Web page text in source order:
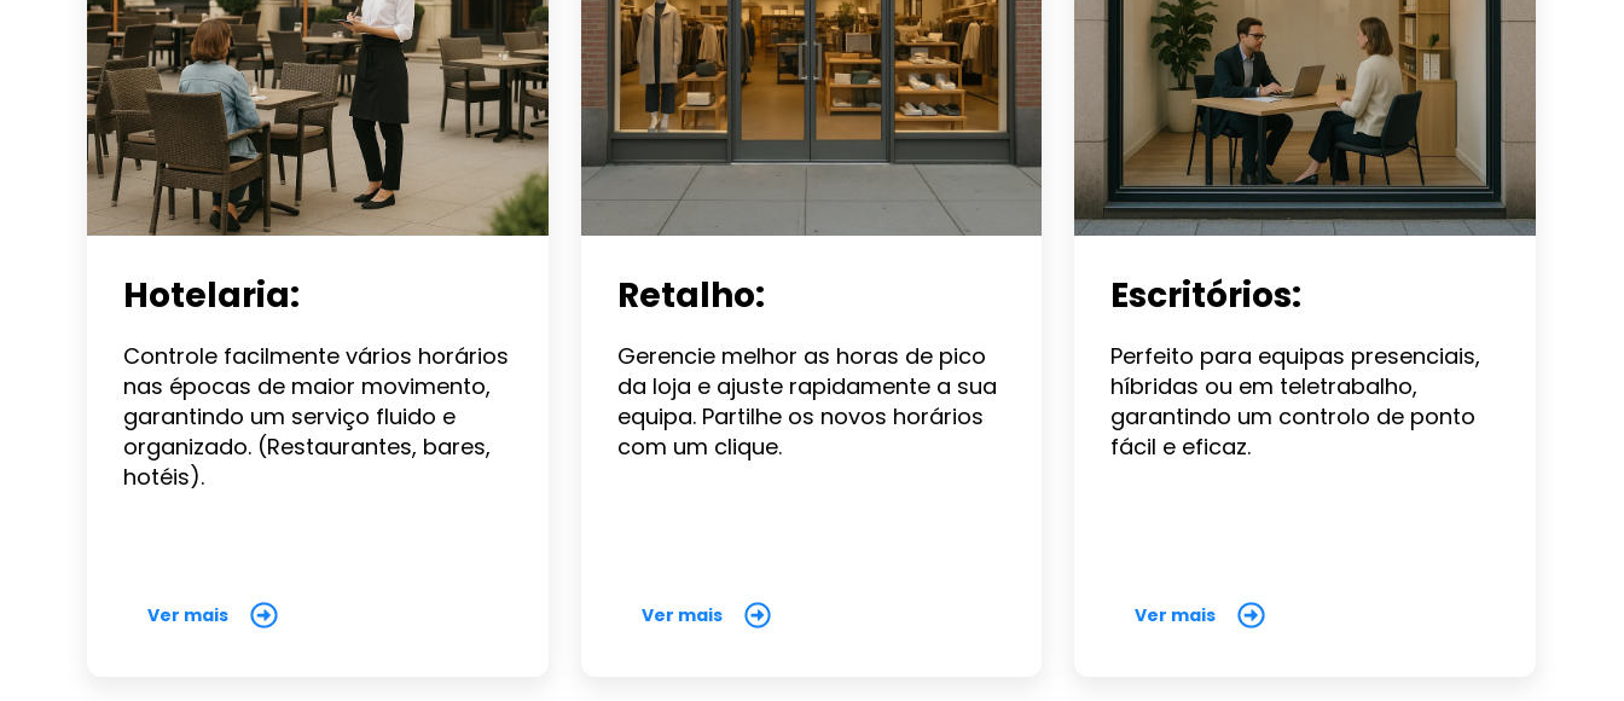
Hotelaria:
Controle facilmente vários horários
nas épocas de maior movimento,
garantindo um serviço fluido e
organizado. (Restaurantes, bares,
hotéis).
Ver mais
Retalho:
Gerencie melhor as horas de pico
da loja e ajuste rapidamente a sua
equipa. Partilhe os novos horários
com um clique.
Ver mais
Escritórios:
Perfeito para equipas presenciais,
híbridas ou em teletrabalho,
garantindo um controlo de ponto
fácil e eficaz.
Ver mais